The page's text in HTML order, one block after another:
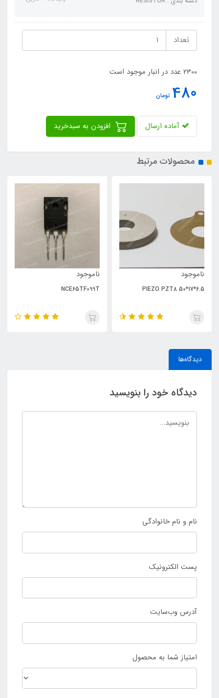
تعداد
2300 عدد در انبار موجود است
480 تومان
آماده ارسال
محصولات مرتبط
ناموجود
PIEZO PZT8 50*17*6.5
ناموجود
NCE65TF099T
دیدگاه‌ها
دیدگاه خود را بنویسید
نام و نام خانوادگی
پست الکترونیک
آدرس وب‌سایت
امتیاز شما به محصول